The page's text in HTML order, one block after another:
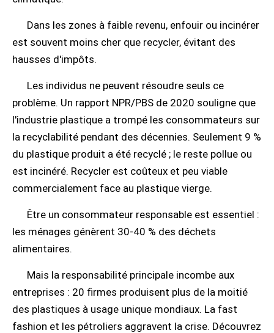
Dans les zones à faible revenu, enfouir ou incinérer
est souvent moins cher que recycler, évitant des
hausses d'impôts.
Les individus ne peuvent résoudre seuls ce
problème. Un rapport NPR/PBS de 2020 souligne que
l'industrie plastique a trompé les consommateurs sur
la recyclabilité pendant des décennies. Seulement 9 %
du plastique produit a été recyclé ; le reste pollue ou
est incinéré. Recycler est coûteux et peu viable
commercialement face au plastique vierge.
Être un consommateur responsable est essentiel :
les ménages génèrent 30-40 % des déchets
alimentaires.
Mais la responsabilité principale incombe aux
entreprises : 20 firmes produisent plus de la moitié
des plastiques à usage unique mondiaux. La fast
fashion et les pétroliers aggravent la crise. Découvrez